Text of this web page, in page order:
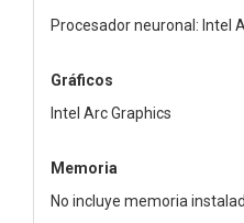
Procesador neuronal: Intel
Gráficos
Intel Arc Graphics
Memoria
No incluye memoria